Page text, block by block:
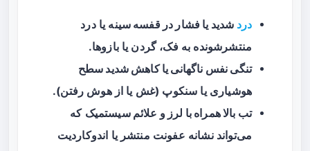
درد شدید یا فشار در قفسه سینه یا درد
منتشرشونده به فک، گردن یا بازوها.
تنگی نفس ناگهانی یا کاهش شدید سطح
هوشیاری یا سنکوپ (غش یا از هوش رفتن).
تب بالا همراه با لرز و علائم سیستمیک که
می‌تواند نشانه عفونت منتشر یا اندوکاردیت